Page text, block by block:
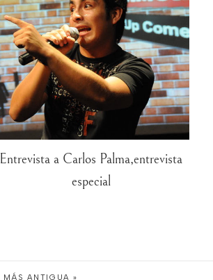
Entrevista a Carlos Palma,entrevista
especial
MÁS ANTIGUA »